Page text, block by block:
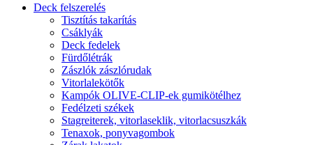
Deck felszerelés
Tisztítás takarítás
Csáklyák
Deck fedelek
Fürdőlétrák
Zászlók zászlórudak
Vitorlalekötők
Kampók OLIVE-CLIP-ek gumikötélhez
Fedélzeti székek
Stagreiterek, vitorlaseklik, vitorlacsuszkák
Tenaxok, ponyvagombok